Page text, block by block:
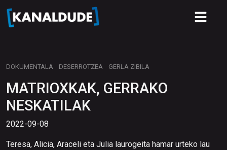
DOKUMENTALA DESERROTZEA GERLA ZIBILA
MATRIOXKAK, GERRAKO
NESKATILAK
2022-09-08
Teresa, Alicia, Araceli eta Julia laurogeita hamar urteko lau